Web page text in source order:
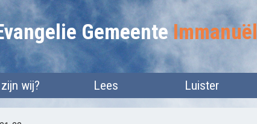
Gemeente Immanuël
wij? Lees Luister